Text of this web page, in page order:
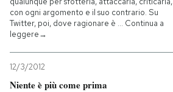
Entra
con ogni argomento e il suo contrario. Su
Twitter, poi, dove ragionare è … Continua a
leggere→
12/3/2012
Niente è più come prima